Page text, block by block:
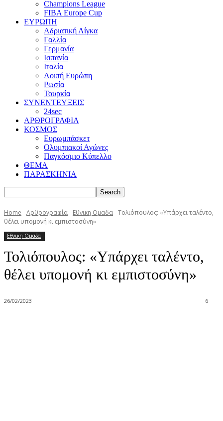
Champions League
FIBA Europe Cup
ΕΥΡΩΠΗ
Αδριατική Λίγκα
Γαλλία
Γερμανία
Ισπανία
Ιταλία
Λοιπή Ευρώπη
Ρωσία
Τουρκία
ΣΥΝΕΝΤΕΥΞΕΙΣ
24sec
ΑΡΘΡΟΓΡΑΦΙΑ
ΚΟΣΜΟΣ
Ευρωμπάσκετ
Ολυμπιακοί Αγώνες
Παγκόσμιο Κύπελλο
ΘΕΜΑ
ΠΑΡΑΣΚΗΝΙΑ
Home Αρθρογραφία Εθνικη Ομαδα Τολιόπουλος: «Υπάρχει ταλέντο,
θέλει υπομονή κι εμπιστοσύνη»
Εθνικη Ομαδα
Τολιόπουλος: «Υπάρχει ταλέντο,
θέλει υπομονή κι εμπιστοσύνη»
26/02/2023 6